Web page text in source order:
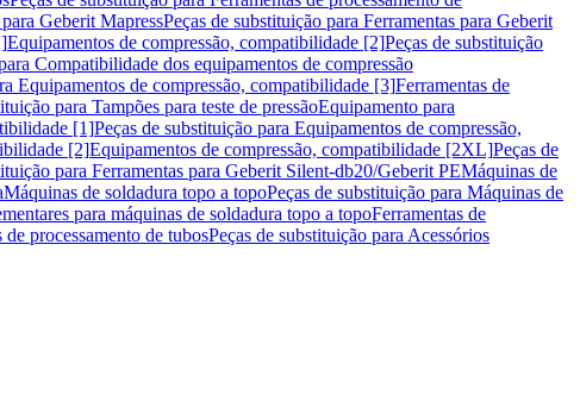
Geberit MapressPeças de substituição para Ferramentas para Geberit
Equipamentos de compressão, compatibilidade [2]Peças de substituição
Compatibilidade dos equipamentos de compressão
Equipamentos de compressão, compatibilidade [3]Ferramentas de
para Tampões para teste de pressãoEquipamento para
[1]Peças de substituição para Equipamentos de compressão,
[2]Equipamentos de compressão, compatibilidade [2XL]Peças de
para Ferramentas para Geberit Silent-db20/Geberit PEMáquinas de
Máquinas de soldadura topo a topoPeças de substituição para Máquinas de
para máquinas de soldadura topo a topoFerramentas de
processamento de tubosPeças de substituição para Acessórios